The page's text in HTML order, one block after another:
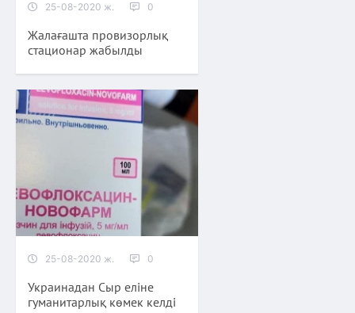
25-08-2020 ж. 0
Жалағашта провизорлық
стационар жабылды
25-08-2020 ж. 0
Украинадан Сыр еліне
гуманитарлық көмек келді